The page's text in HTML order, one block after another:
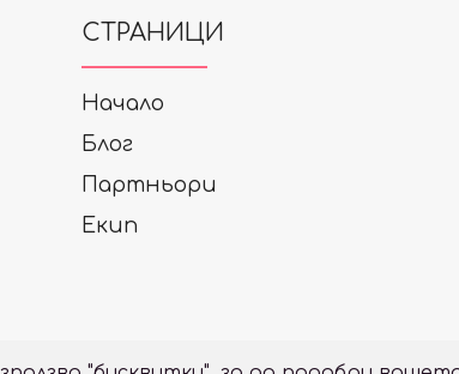
СТРАНИЦИ
Начало
Блог
Партньори
Екип